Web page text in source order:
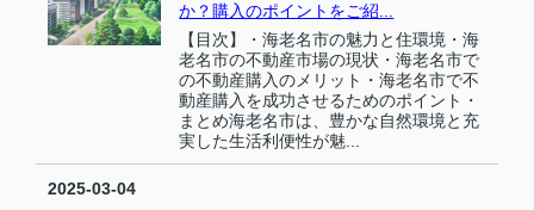
か？購入のポイントをご紹...
【目次】・海老名市の魅力と住環境・海
老名市の不動産市場の現状・海老名市で
の不動産購入のメリット・海老名市で不
動産購入を成功させるためのポイント・
まとめ海老名市は、豊かな自然環境と充
実した生活利便性が魅...
2025-03-04